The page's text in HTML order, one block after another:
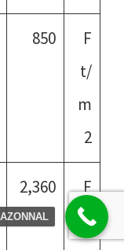
850
F
t/
m
2
2,360
F
t/